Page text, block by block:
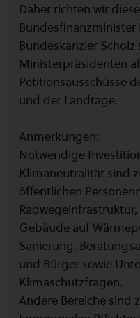
Daher richten wir
Bundesfinanzminister
Bundeskanzler Scholz
Ministerpräsidenten
Petitionsausschüsse
und der Landtage.
Anmerkungen:
Notwendige
Klimaneutralität sind
öffentlichen
Gebäude auf
Sanierung,
und Bürger sowie
Klimaschutzfragen.
Andere Bereiche sind